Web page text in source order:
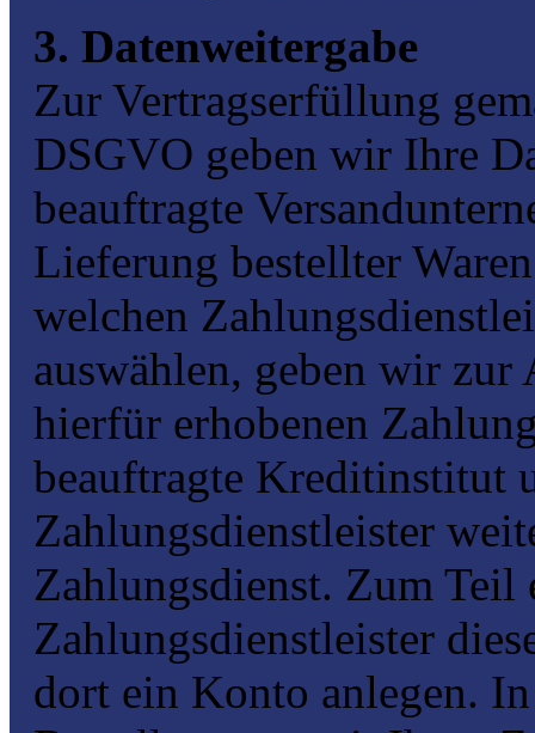
3. Datenweitergabe
Zur Vertragserfüllung
DSGVO geben wir Ihre
beauftragte
Lieferung bestellter
welchen
auswählen, geben wir
hierfür erhobenen
beauftragte Kreditinstitut
Zahlungsdienstleister
Zahlungsdienst. Zum Teil
Zahlungsdienstleister
dort ein Konto anlegen.